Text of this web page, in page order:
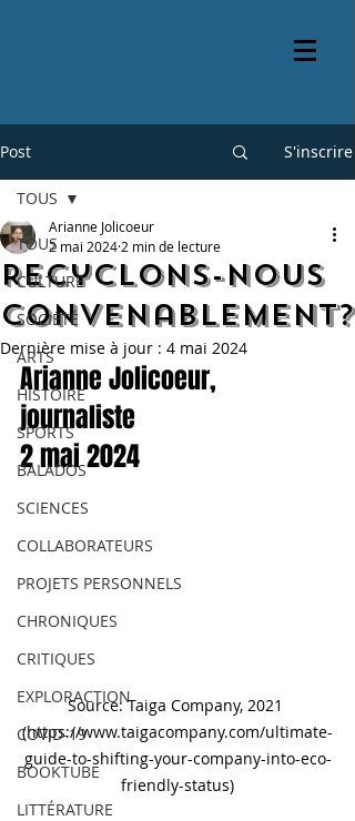
Post S'inscrire
TOUS
CULTURE
SOCIÉTÉ
ARTS
HISTOIRE
SPORTS
BALADOS
SCIENCES
COLLABORATEURS
PROJETS PERSONNELS
CHRONIQUES
CRITIQUES
EXPLORACTION
COVID-19
BOOKTUBE
LITTÉRATURE
TOUS
Recyclons-nous
convenablement?
Arianne Jolicoeur
2 mai 2024 2 min de lecture
Dernière mise à jour : 4 mai 2024
Arianne Jolicoeur,
journaliste
2 mai 2024
Source: Taiga Company, 2021
(https://www.taigacompany.com/ultimate-
guide-to-shifting-your-company-into-eco-
friendly-status)